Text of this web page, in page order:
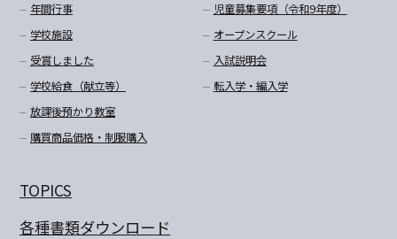
年間行事
学校施設
受賞しました
学校給食（献立等）
放課後預かり教室
購買商品価格・制服購入
児童募集要項（令和9年度）
オープンスクール
入試説明会
転入学・編入学
TOPICS
各種書類ダウンロード